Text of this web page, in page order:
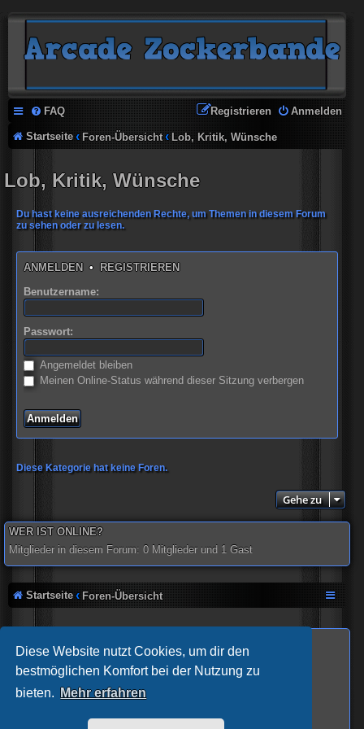
Diese Website nutzt Cookies, um dir den
bestmöglichen Komfort bei der Nutzung zu
bieten.
Mehr erfahren
FAQ Anmelden
Registrieren
Startseite Foren-Übersicht Lob, Kritik, Wünsche
Lob, Kritik, Wünsche
Du hast keine ausreichenden Rechte, um Themen in diesem Forum
zu sehen oder zu lesen.
ANMELDEN • REGISTRIEREN
Benutzername:
Passwort:
Angemeldet bleiben
Meinen Online-Status während dieser Sitzung verbergen
Diese Kategorie hat keine Foren.
Gehe zu
WER IST ONLINE?
Mitglieder in diesem Forum: 0 Mitglieder und 1 Gast
Startseite Foren-Übersicht
Powered byphpBB® Forum Software © phpBB Limited
Deutsche Übersetzung durchphpBB.de
Breizh Chart Erweiterung V1.4.0 durch